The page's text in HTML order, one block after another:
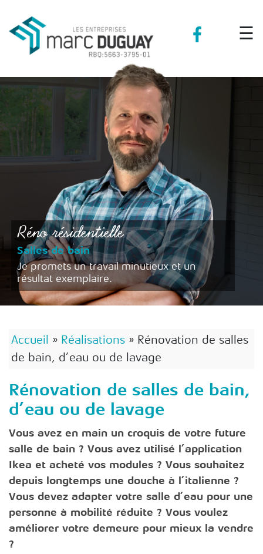
☰
Réno résidentielle
Salles de bain
Je promets un travail minutieux et un
résultat exemplaire.
Accueil » Réalisations » Rénovation de salles
de bain, d’eau ou de lavage
Rénovation de salles de bain,
d’eau ou de lavage
Vous avez en main un croquis de votre future
salle de bain ? Vous avez utilisé l’application
Ikea et acheté vos modules ? Vous souhaitez
depuis longtemps une douche à l’italienne ?
Vous devez adapter votre salle d’eau pour une
personne à mobilité réduite ? Vous voulez
améliorer votre demeure pour mieux la vendre
?